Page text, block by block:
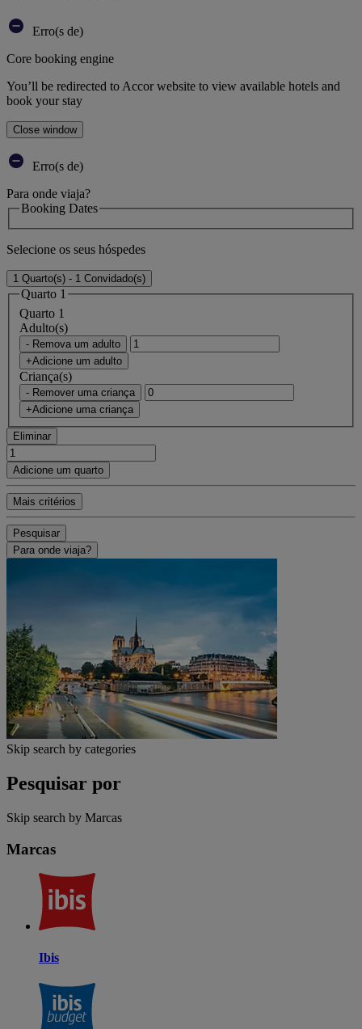
Erro(s de)
Core booking engine
You’ll be redirected to Accor website to view available hotels and
book your stay
Close window
Erro(s de)
Para onde viaja?
Booking Dates
Selecione os seus hóspedes
1 Quarto(s) - 1 Convidado(s)
Quarto 1
Quarto 1
Adulto(s)
- Remova um adulto
+Adicione um adulto
Criança(s)
- Remover uma criança
+Adicione uma criança
Eliminar
Adicione um quarto
Mais critérios
Pesquisar
Para onde viaja?
Skip search by categories
Pesquisar por
Skip search by Marcas
Marcas
Ibis